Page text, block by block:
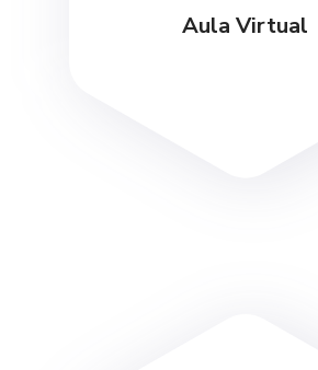
Aula Virtual